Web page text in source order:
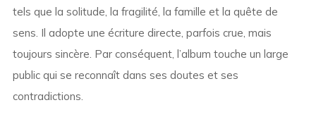
tels que la solitude, la fragilité, la famille et la quête de
sens. Il adopte une écriture directe, parfois crue, mais
toujours sincère. Par conséquent, l’album touche un large
public qui se reconnaît dans ses doutes et ses
contradictions.